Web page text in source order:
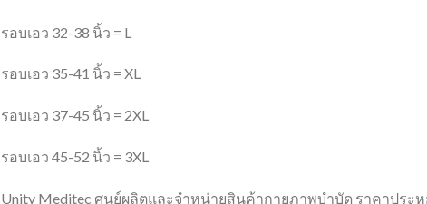
รอบเอว 32-38 นิ้ว = L
รอบเอว 35-41 นิ้ว = XL
รอบเอว 37-45 นิ้ว = 2XL
รอบเอว 45-52 นิ้ว = 3XL
Unity Meditec ศูนย์ผลิตและจำหน่ายสินค้ากายภาพบำบัด ราคาปร